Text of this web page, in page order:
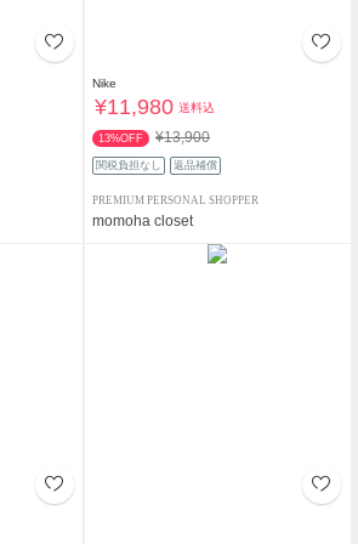
Nike
¥11,980 送料込
13%OFF ¥13,900
関税負担なし 返品補償
PREMIUM PERSONAL SHOPPER
momoha closet